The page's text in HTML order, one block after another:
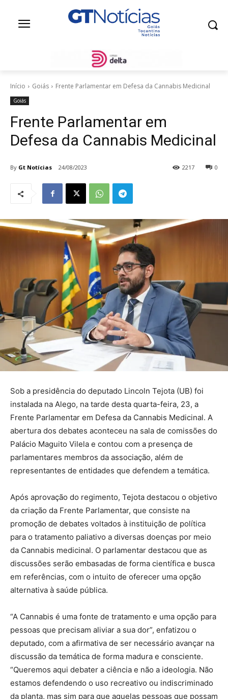
Início Goiás Frente Parlamentar em Defesa da Cannabis Medicinal
Goiás
Frente Parlamentar em
Defesa da Cannabis Medicinal
By Gt Notícias 24/08/2023 0
2217
Sob a presidência do deputado Lincoln Tejota (UB) foi
instalada na Alego, na tarde desta quarta-feira, 23, a
Frente Parlamentar em Defesa da Cannabis Medicinal. A
abertura dos debates aconteceu na sala de comissões do
Palácio Maguito Vilela e contou com a presença de
parlamentares membros da associação, além de
representantes de entidades que defendem a temática.
Após aprovação do regimento, Tejota destacou o objetivo
da criação da Frente Parlamentar, que consiste na
promoção de debates voltados à instituição de política
para o tratamento paliativo a diversas doenças por meio
da Cannabis medicinal. O parlamentar destacou que as
discussões serão embasadas de forma científica e busca
em referências, com o intuito de oferecer uma opção
alternativa à saúde pública.
“A Cannabis é uma fonte de tratamento e uma opção para
pessoas que precisam aliviar a sua dor”, enfatizou o
deputado, com a afirmativa de ser necessário avançar na
discussão da temática de forma madura e consciente.
“Queremos aqui debater a ciência e não a ideologia. Não
estamos defendendo o uso recreativo ou indiscriminado
da planta, mas sim para que aquelas pessoas que possam